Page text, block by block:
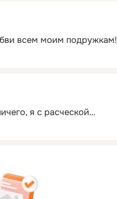
всем моим подружкам!
я с расческой…